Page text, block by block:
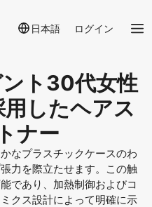
日本語 ログイン
ト30代女性
したヘアス
ナー
なプラスチックケースのわ
力を際立たせます。この触
であり、加熱制御およびコ
クス設計によって明確に示